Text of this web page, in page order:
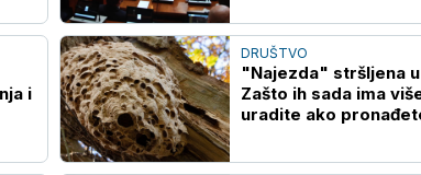
i
DRUŠTVO
"Najezda" stršljena
Zašto ih sada ima
uradite ako